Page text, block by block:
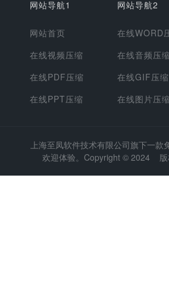
网站导航1
网站首页
在线视频压缩
在线PDF压缩
在线PPT压缩
网站导航2
在线WORD
在线音频压
在线GIF压缩
在线图片压
上海至凤软件技术有限公司旗下一款
欢迎体验。Copyright © 2024